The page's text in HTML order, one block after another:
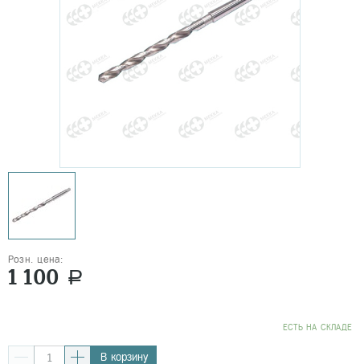
Розн. цена:
1 100 a
EСТЬ НА СКЛАДЕ
В корзину